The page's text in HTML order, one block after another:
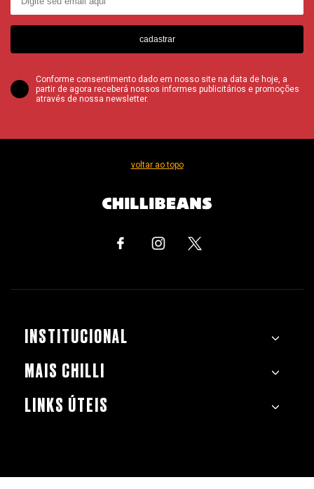
cadastrar
Conforme consentimento dado em nosso site na data de hoje, a
partir de agora receberá nossos informes publicitários e promoções
através de nossa newsletter.
voltar ao topo
INSTITUCIONAL
MAIS CHILLI
LINKS ÚTEIS